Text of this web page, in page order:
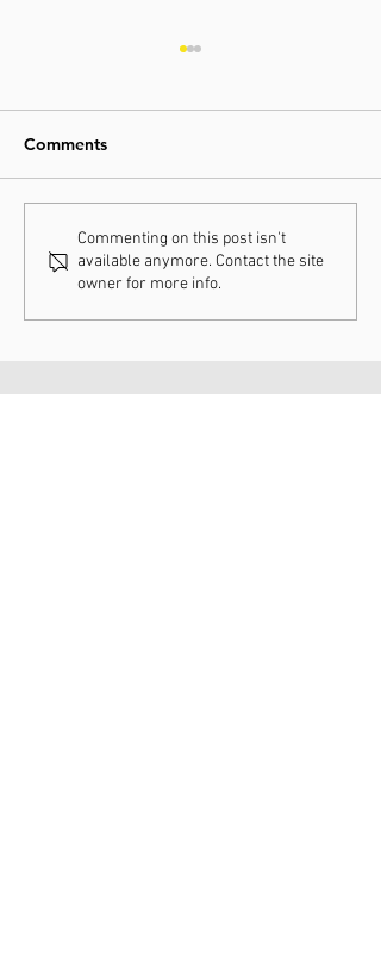
25-01-2026 / Cross
Hoogerheide
Comments
Commenting on this post isn't
available anymore. Contact the site
owner for more info.